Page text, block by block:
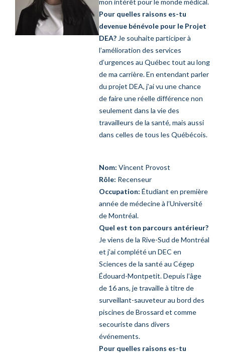
mon intérêt pour le monde médical.
Pour quelles raisons es-tu
devenue bénévole pour le Projet
DEA? Je souhaite participer à
l’amélioration des services
d’urgences au Québec tout au long
de ma carrière. En entendant parler
du projet DEA, j’ai vu une chance
de faire une réelle différence non
seulement dans la vie des
travailleurs de la santé, mais aussi
dans celles de tous les Québécois.
Nom: Vincent Provost
Rôle: Recenseur
Occupation: Étudiant en première
année de médecine à l’Université
de Montréal.
Quel est ton parcours antérieur?
Je viens de la Rive-Sud de Montréal
et j’ai complété un DEC en
Sciences de la santé au Cégep
Édouard-Montpetit. Depuis l’âge
de 16 ans, je travaille à titre de
surveillant-sauveteur au bord des
piscines de Brossard et comme
secouriste dans divers
événements.
Pour quelles raisons es-tu